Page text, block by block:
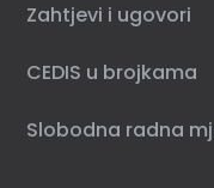
Zahtjevi i ugovori
CEDIS u brojkama
Slobodna radna